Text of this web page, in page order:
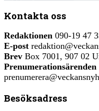
Kontakta oss
Redaktionen 090-19 47
E-post
Brev Box 7001, 907 02
Prenumerationsärenden
Besöksadress